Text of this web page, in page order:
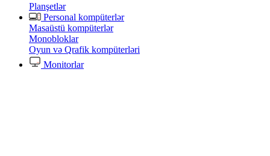
Planşetlər
Personal kompüterlər
Masaüstü kompüterlər
Monobloklar
Oyun və Qrafik kompüterləri
Monitorlar